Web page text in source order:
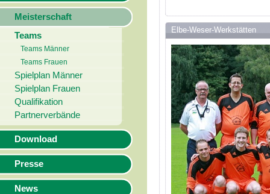
Meisterschaft
Teams
Teams Männer
Teams Frauen
Spielplan Männer
Spielplan Frauen
Qualifikation
Partnerverbände
Download
Presse
News
Elbe-Weser-Werkstätten